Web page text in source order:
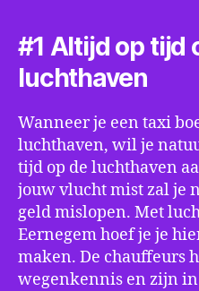
#1 Altijd op tijd
luchthaven
Wanneer je een taxi
luchthaven, wil je
tijd op de luchthaven
jouw vlucht mist zal je
geld mislopen. Met
Eernegem hoef je je
maken. De chauffeurs
wegenkennis en zijn in